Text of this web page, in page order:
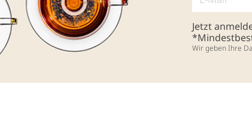
Jetzt
Wir geben Ihre